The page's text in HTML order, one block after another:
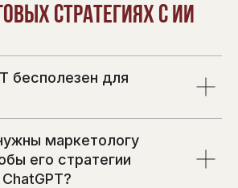
стратегиях с ИИ
бесполезен для
маркетологу
его стратегии